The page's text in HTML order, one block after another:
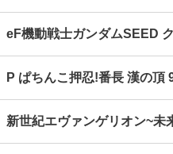
eF機動戦士ガンダムSEED
P ぱちんこ押忍!番長 漢の頂
新世紀エヴァンゲリオン~未